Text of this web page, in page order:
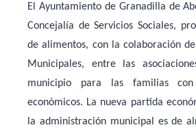
El Ayuntamiento de Granadilla de
Concejalía de Servicios Sociales,
de alimentos, con la colaboración
Municipales, entre las
municipio para las familias con
económicos. La nueva partida
la administración municipal es de